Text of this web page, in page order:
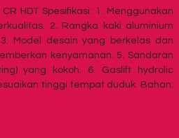
HDT Spesifikasi: 1. Menggunakan
2. Rangka kaki aluminium
Model desain yang berkelas dan
kenyamanan. 5. Sandaran
yang kokoh. 6. Gaslift hydrolic
tinggi tempat duduk. Bahan: